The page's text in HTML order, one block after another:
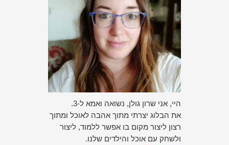
היי, אני שרון גולן, נשואה ואמא ל-3.
את הבלוג יצרתי מתוך אהבה לאוכל ומתוך
רצון ליצור מקום בו אפשר ללמוד, ליצור
ולשחק עם אוכל והילדים שלנו.